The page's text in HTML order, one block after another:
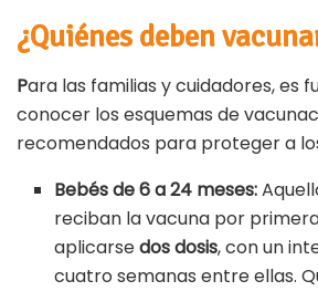
¿Quiénes deben
Para las familias y cuidadores, es
conocer los esquemas de
recomendados para proteger a
Bebés de 6 a 24 meses:
reciban la vacuna por
aplicarsedos dosis, con un
cuatro semanas entre ellas.